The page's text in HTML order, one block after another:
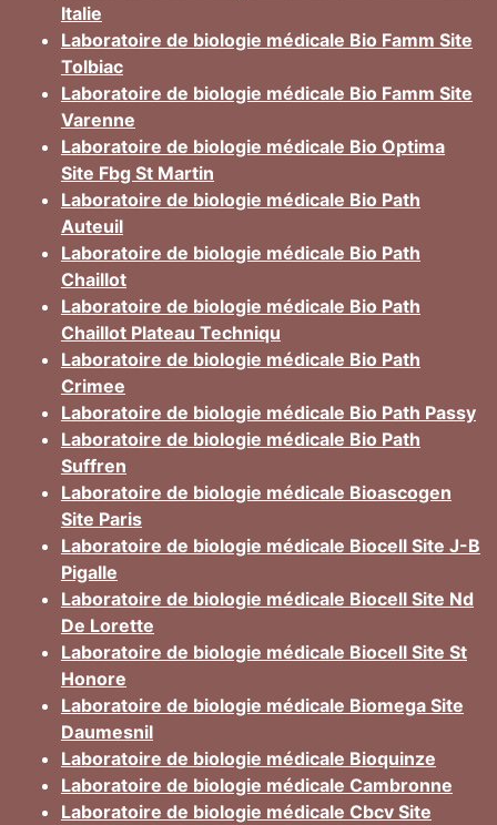
Italie
Laboratoire de biologie médicale Bio Famm Site
Tolbiac
Laboratoire de biologie médicale Bio Famm Site
Varenne
Laboratoire de biologie médicale Bio Optima
Site Fbg St Martin
Laboratoire de biologie médicale Bio Path
Auteuil
Laboratoire de biologie médicale Bio Path
Chaillot
Laboratoire de biologie médicale Bio Path
Chaillot Plateau Techniqu
Laboratoire de biologie médicale Bio Path
Crimee
Laboratoire de biologie médicale Bio Path Passy
Laboratoire de biologie médicale Bio Path
Suffren
Laboratoire de biologie médicale Bioascogen
Site Paris
Laboratoire de biologie médicale Biocell Site J-B
Pigalle
Laboratoire de biologie médicale Biocell Site Nd
De Lorette
Laboratoire de biologie médicale Biocell Site St
Honore
Laboratoire de biologie médicale Biomega Site
Daumesnil
Laboratoire de biologie médicale Bioquinze
Laboratoire de biologie médicale Cambronne
Laboratoire de biologie médicale Cbcv Site